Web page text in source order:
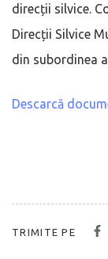
direcții silvice.
Direcții Silvice
din subordinea
Descarcă
TRIMITE PE